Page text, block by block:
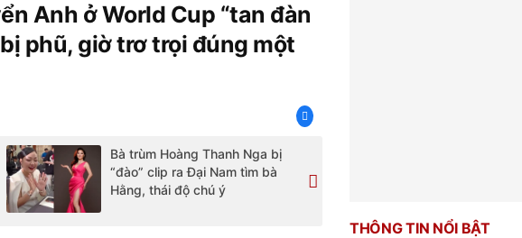
Anh ở World Cup “tan đàn
phũ, giờ trơ trọi đúng một
Bà trùm Hoàng Thanh Nga bị
“đào” clip ra Đại Nam tìm bà
Hằng, thái độ chú ý
THÔNG TIN NỔI BẬT